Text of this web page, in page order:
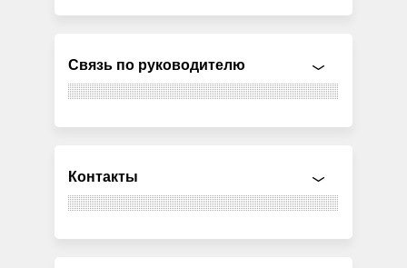
Связь по руководителю
Контакты